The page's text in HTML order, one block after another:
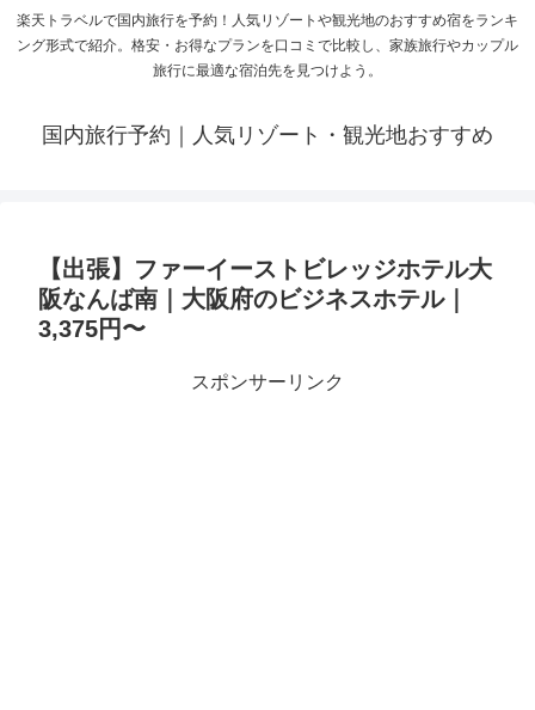
楽天トラベルで国内旅行を予約！人気リゾートや観光地のおすすめ宿をランキ
ング形式で紹介。格安・お得なプランを口コミで比較し、家族旅行やカップル
旅行に最適な宿泊先を見つけよう。
国内旅行予約｜人気リゾート・観光地おすすめ
【出張】ファーイーストビレッジホテル大
阪なんば南｜大阪府のビジネスホテル｜
3,375円〜
スポンサーリンク